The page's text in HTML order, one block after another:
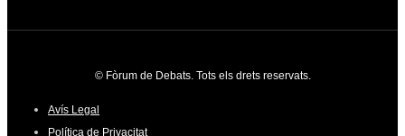
© Fòrum de Debats. Tots els drets reservats.
Avís Legal
Política de Privacitat